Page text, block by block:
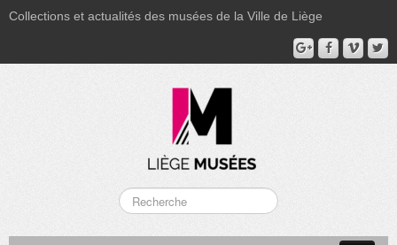
Collections et actualités des musées de la Ville de Liège